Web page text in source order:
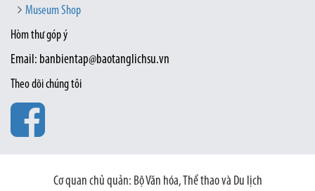
Museum Shop
Hòm thư góp ý
Email: banbientap@baotanglichsu.vn
Theo dõi chúng tôi
Cơ quan chủ quản: Bộ Văn hóa, Thể thao và Du lịch